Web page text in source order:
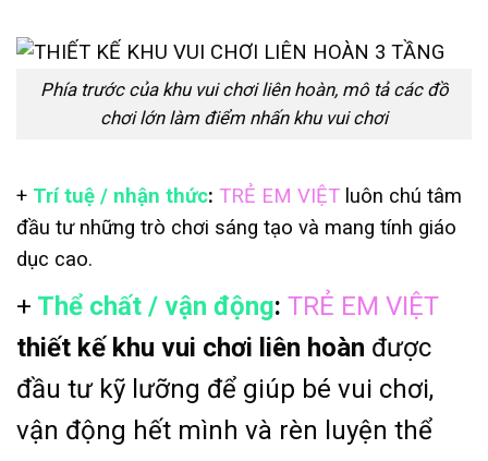
Phía trước của khu vui chơi liên hoàn, mô tả các đồ
chơi lớn làm điểm nhấn khu vui chơi
+ Trí tuệ / nhận thức: TRẺ EM VIỆT luôn chú tâm
đầu tư những trò chơi sáng tạo và mang tính giáo
dục cao.
+ Thể chất / vận động: TRẺ EM VIỆT
thiết kế khu vui chơi liên hoàn được
đầu tư kỹ lưỡng để giúp bé vui chơi,
vận động hết mình và rèn luyện thể